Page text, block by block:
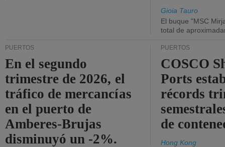
Gioia Tauro
El buque "MSC
total de
PUERTOS
En el segundo
trimestre de 2026, el
tráfico de mercancías
en el puerto de
Amberes-Brujas
disminuyó un -2%.
PUERTOS
COSCO
Ports
récords
de
Hong Kong